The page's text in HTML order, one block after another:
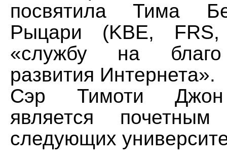
посвятила Тима
Рыцари (KBE,
«службу на благо
развития Интернета».
Сэр Тимоти Джон
является почетным
следующих